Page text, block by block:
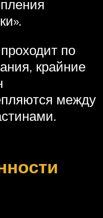
по
крайние
между